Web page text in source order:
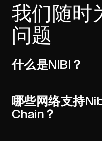
我们随时
问题
什么是NIBI？
产。它受到主要钱包和
送并进行链上验证。
哪些网络支持
Chain？